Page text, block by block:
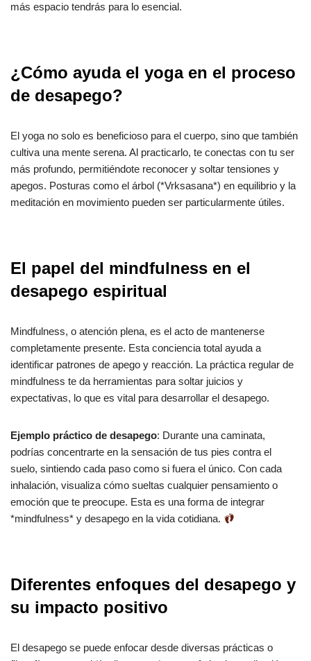
más espacio tendrás para lo esencial.
¿Cómo ayuda el yoga en el proceso
de desapego?
El yoga no solo es beneficioso para el cuerpo, sino que también
cultiva una mente serena. Al practicarlo, te conectas con tu ser
más profundo, permitiéndote reconocer y soltar tensiones y
apegos. Posturas como el árbol (*Vrksasana*) en equilibrio y la
meditación en movimiento pueden ser particularmente útiles.
El papel del mindfulness en el
desapego espiritual
Mindfulness, o atención plena, es el acto de mantenerse
completamente presente. Esta conciencia total ayuda a
identificar patrones de apego y reacción. La práctica regular de
mindfulness te da herramientas para soltar juicios y
expectativas, lo que es vital para desarrollar el desapego.
Ejemplo práctico de desapego: Durante una caminata,
podrías concentrarte en la sensación de tus pies contra el
suelo, sintiendo cada paso como si fuera el único. Con cada
inhalación, visualiza cómo sueltas cualquier pensamiento o
emoción que te preocupe. Esta es una forma de integrar
*mindfulness* y desapego en la vida cotidiana.
Diferentes enfoques del desapego y
su impacto positivo
El desapego se puede enfocar desde diversas prácticas o